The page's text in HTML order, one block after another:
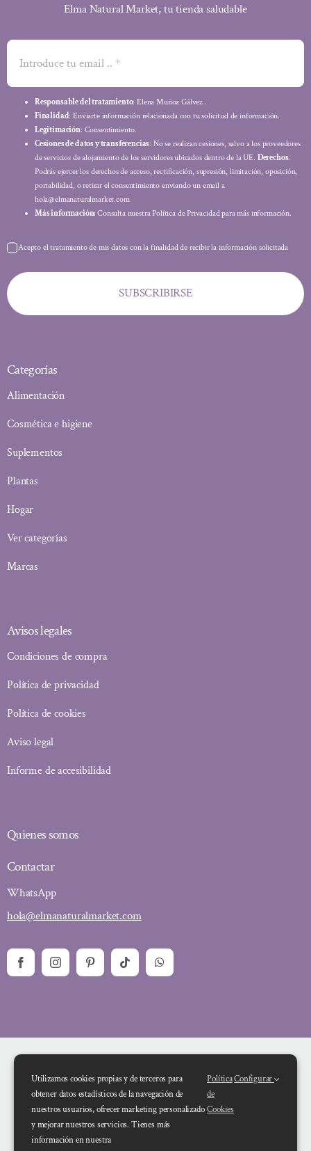
Elma Natural Market, tu tienda saludable
Responsable del tratamiento: Elena Muñoz Gálvez .
Finalidad: Enviarte información relacionada con tu solicitud de información.
Legitimación: Consentimiento.
Cesiones de datos y transferencias: No se realizan cesiones, salvo a los proveedores
de servicios de alojamiento de los servidores ubicados dentro de la UE. Derechos:
Podrás ejercer los derechos de acceso, rectificación, supresión, limitación, oposición,
portabilidad, o retirar el consentimiento enviando un email a
hola@elmanaturalmarket.com
Más información: Consulta nuestra Política de Privacidad para más información.
Acepto el tratamiento de mis datos con la finalidad de recibir la información solicitada
SUBSCRIBIRSE
Categorías
Alimentación
Cosmética e higiene
Suplementos
Plantas
Hogar
Ver categorías
Marcas
Avisos legales
Condiciones de compra
Política de privacidad
Política de cookies
Aviso legal
Informe de accesibilidad
Quienes somos
Contactar
WhatsApp
hola@elmanaturalmarket.com
Financiado por la Unión Europea – NextGenerationEU. Sin embargo, los
Utilizamos cookies propias y de terceros para
obtener datos estadísticos de la navegación de
nuestros usuarios, ofrecer marketing personalizado
y mejorar nuestros servicios. Tienes más
información en nuestra
Política
de
Cookies
Configurar